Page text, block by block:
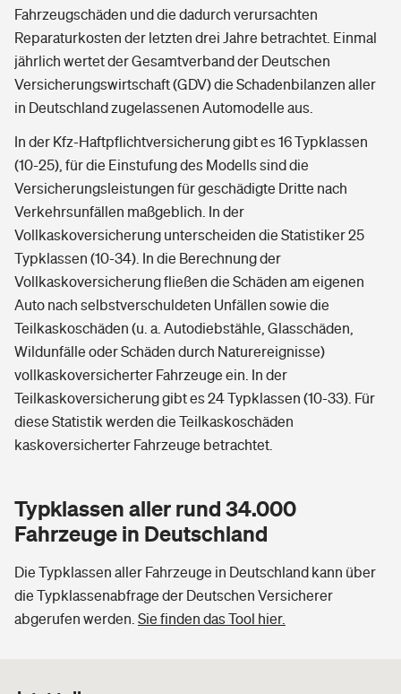
Fahrzeugschäden und die dadurch verursachten
Reparaturkosten der letzten drei Jahre betrachtet. Einmal
jährlich wertet der Gesamtverband der Deutschen
Versicherungswirtschaft (GDV) die Schadenbilanzen aller
in Deutschland zugelassenen Automodelle aus.
In der Kfz-Haftpflichtversicherung gibt es 16 Typklassen
(10-25), für die Einstufung des Modells sind die
Versicherungsleistungen für geschädigte Dritte nach
Verkehrsunfällen maßgeblich. In der
Vollkaskoversicherung unterscheiden die Statistiker 25
Typklassen (10-34). In die Berechnung der
Vollkaskoversicherung fließen die Schäden am eigenen
Auto nach selbstverschuldeten Unfällen sowie die
Teilkaskoschäden (u. a. Autodiebstähle, Glasschäden,
Wildunfälle oder Schäden durch Naturereignisse)
vollkaskoversicherter Fahrzeuge ein. In der
Teilkaskoversicherung gibt es 24 Typklassen (10-33). Für
diese Statistik werden die Teilkaskoschäden
kaskoversicherter Fahrzeuge betrachtet.
Typklassen aller rund 34.000
Fahrzeuge in Deutschland
Die Typklassen aller Fahrzeuge in Deutschland kann über
die Typklassenabfrage der Deutschen Versicherer
abgerufen werden. Sie finden das Tool hier.